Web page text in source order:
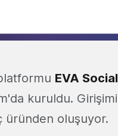
EVA
kuruldu.
üründen oluşuyor.